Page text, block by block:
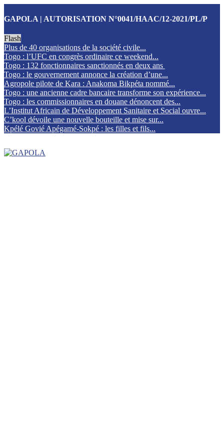
GAPOLA | AUTORISATION N°0041/HAAC/12-2021/PL/P
Flash
Plus de 40 organisations de la société civile...
Togo : l’UFC en congrès ordinaire ce weekend...
Togo : 132 fonctionnaires sanctionnés en deux ans
Togo : le gouvernement annonce la création d’une...
Agropole pilote de Kara : Anakoma Bikpéta nommé...
Togo : une ancienne cadre bancaire transforme son expérience...
Togo : les commissionnaires en douane dénoncent des...
L’Institut Africain de Développement Sanitaire et Social ouvre...
C’kool dévoile une nouvelle bouteille et mise sur...
Kpélé Govié Apégamé-Sokpé : les filles et fils...